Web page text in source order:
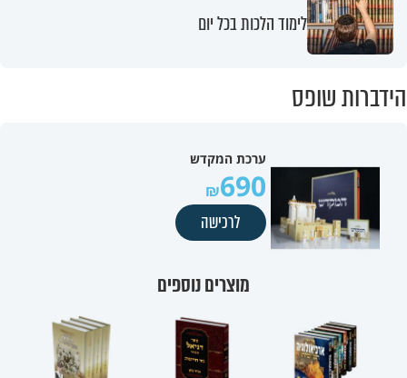
לימוד הלכות בכל יום
הידברות שופס
ערכת המקדש
690
לרכישה
מוצרים נוספים